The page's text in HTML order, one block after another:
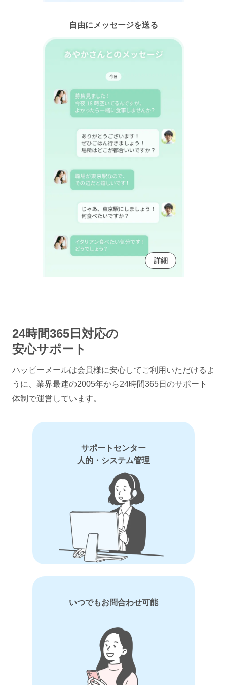
自由にメッセージを送る
詳細
24時間365日対応の
安心サポート
ハッピーメールは会員様に安心してご利用いただけるよ
うに、 業界最速の2005年から24時間365日のサポート
体制で運営しています。
サポートセンター
人的・システム管理
いつでもお問合わせ可能